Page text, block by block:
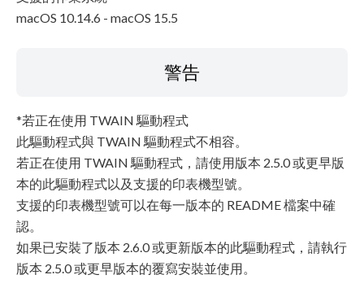
macOS 10.14.6 - macOS 15.5
警告
*若正在使用 TWAIN 驅動程式
此驅動程式與 TWAIN 驅動程式不相容。
若正在使用 TWAIN 驅動程式，請使用版本 2.5.0 或更早版
本的此驅動程式以及支援的印表機型號。
支援的印表機型號可以在每一版本的 README 檔案中確
認。
如果已安裝了版本 2.6.0 或更新版本的此驅動程式，請執行
版本 2.5.0 或更早版本的覆寫安裝並使用。